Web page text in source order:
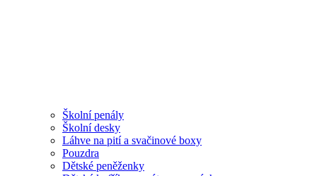
Školní penály
Školní desky
Láhve na pití a svačinové boxy
Pouzdra
Dětské peněženky